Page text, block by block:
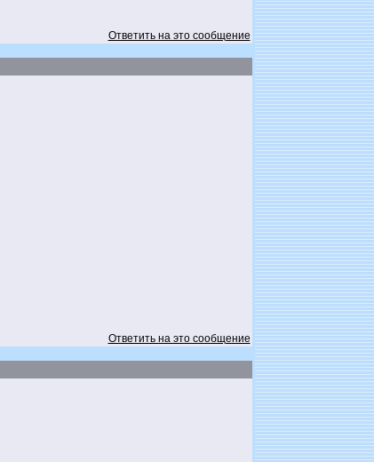
Ответить на это сообщение
Ответить на это сообщение